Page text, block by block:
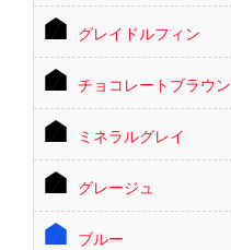
グレイドルフィン
チョコレートブラウン
ミネラルグレイ
グレージュ
ブルー